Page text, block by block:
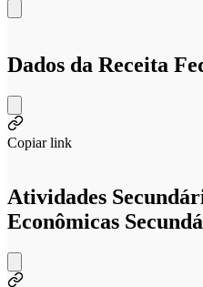
Dados da Receita
Copiar link
Atividades
Econômicas